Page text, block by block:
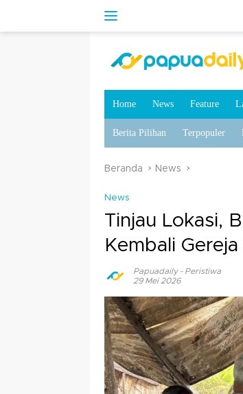
Home News Feature
Berita Pilihan Terpopuler
Beranda News
News
Tinjau Lokasi,
Kembali
Papuadaily- Peristiwa
29 Mei 2026